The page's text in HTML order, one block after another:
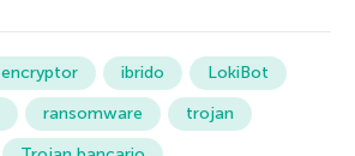
encryptor ibrido
LokiBot
ransomware
trojan